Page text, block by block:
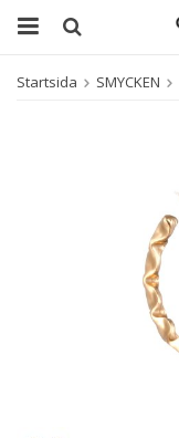
Startsida SMYCKEN